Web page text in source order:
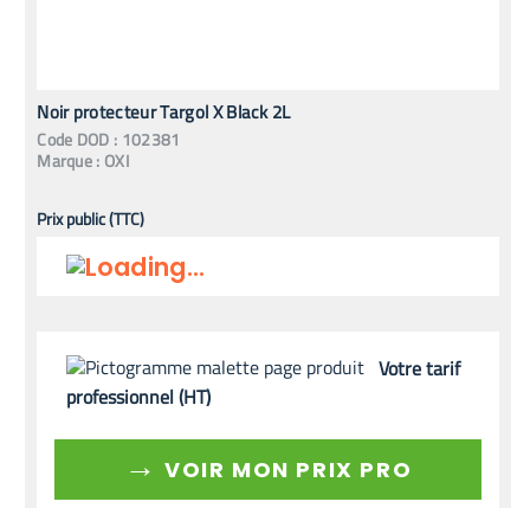
Noir protecteur Targol X Black 2L
Code DOD : 102381
Marque : OXI
Prix public (TTC)
Votre tarif
professionnel (HT)
→ VOIR MON PRIX PRO